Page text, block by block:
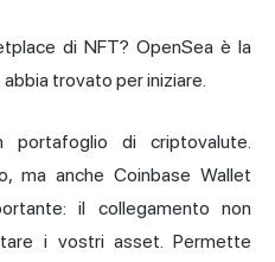
di NFT? OpenSea è la
trovato per iniziare.
portafoglio di criptovalute.
ma anche Coinbase Wallet
il collegamento non
i vostri asset. Permette